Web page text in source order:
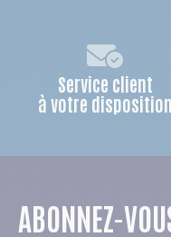
Service client
à votre disposition
ABONNEZ-